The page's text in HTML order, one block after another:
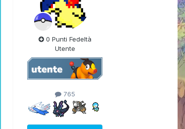
0 Punti Fedeltà
Utente
765